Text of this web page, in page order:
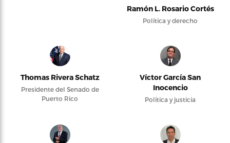
Ramón L. Rosario Cortés
Política y derecho
Thomas Rivera Schatz
Presidente del Senado de
Puerto Rico
Víctor García San
Inocencio
Política y justicia